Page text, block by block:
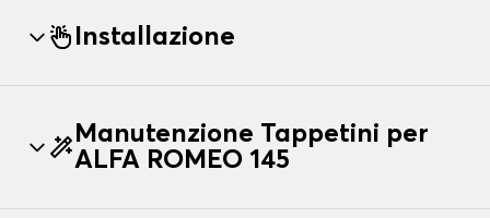
Installazione
Manutenzione Tappetini per
ALFA ROMEO 145